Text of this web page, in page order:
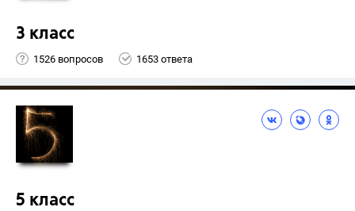
3 класс
1526 вопросов 1653 ответа
5 класс